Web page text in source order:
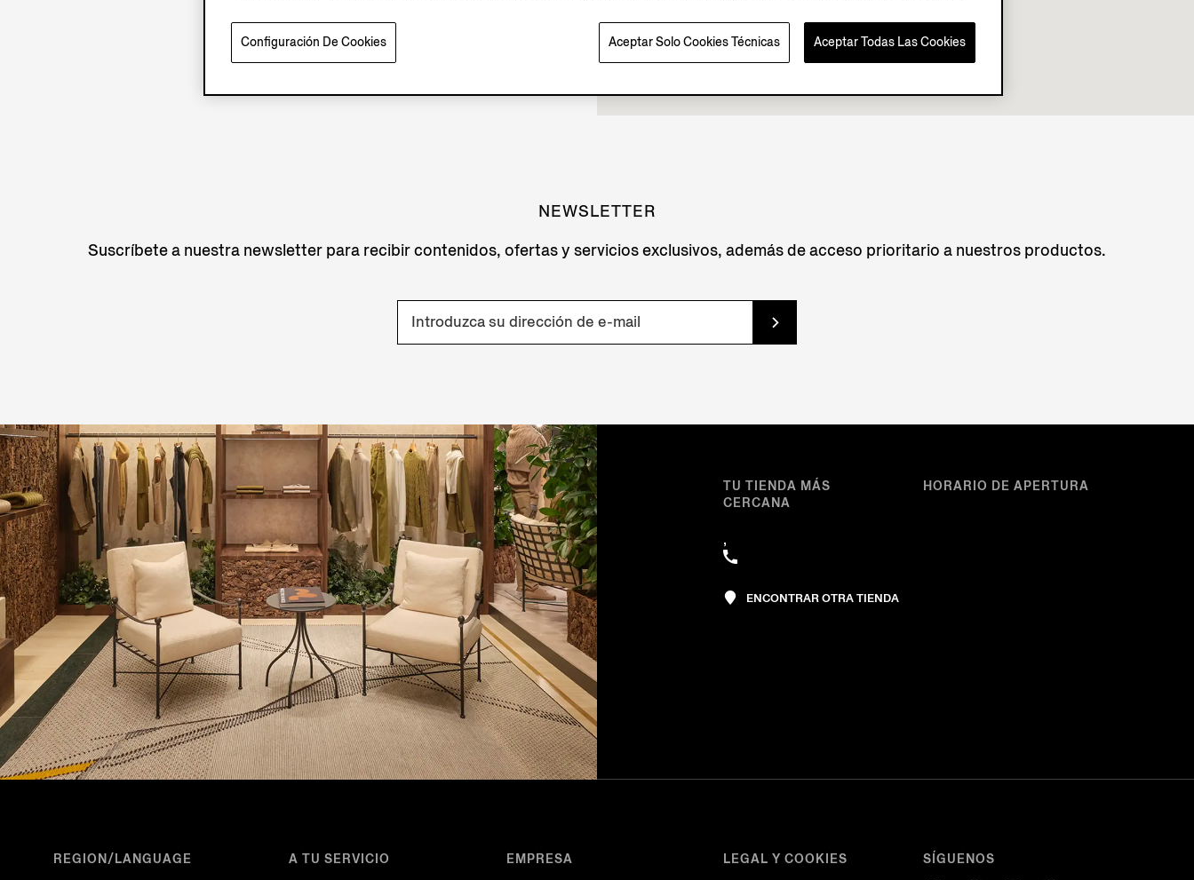
NEWSLETTER
Suscríbete a nuestra newsletter para recibir contenidos, ofertas y servicios exclusivos, además de acceso prioritario a nuestros productos.
TU TIENDA MÁS
CERCANA
,
HORARIO DE APERTURA
ENCONTRAR OTRA TIENDA
REGION/LANGUAGE A TU SERVICIO EMPRESA LEGAL Y COOKIES SÍGUENOS
Aceptar Solo Cookies Técnicas Aceptar Todas Las Cookies
Configuración De Cookies